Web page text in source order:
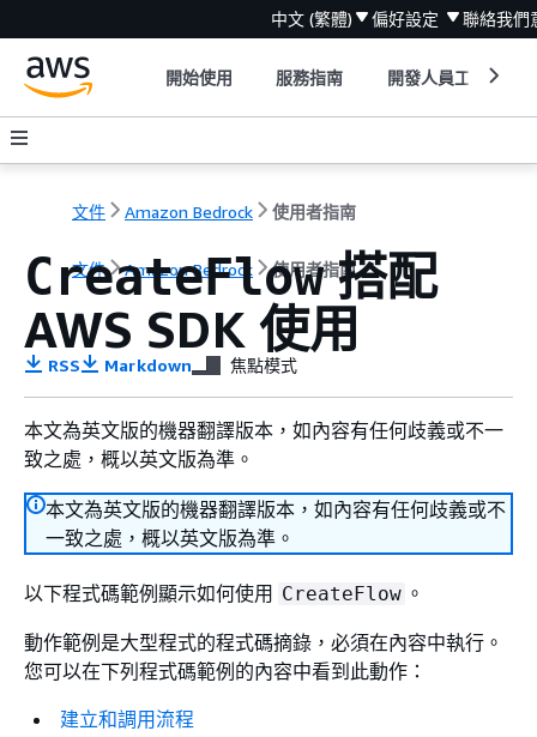
中文 (繁體) 偏好設定 聯絡我們
開始使用 服務指南 開發人員工具
文件 Amazon Bedrock 使用者指南
文件 Amazon Bedrock 使用者指南
CreateFlow搭配
AWS SDK 使用
RSS Markdown 焦點模式
本文為英文版的機器翻譯版本，如內容有任何歧義或不一
致之處，概以英文版為準。
本文為英文版的機器翻譯版本，如內容有任何歧義或不
一致之處，概以英文版為準。
以下程式碼範例顯示如何使用 CreateFlow 。
動作範例是大型程式的程式碼摘錄，必須在內容中執行。
您可以在下列程式碼範例的內容中看到此動作：
建立和調用流程